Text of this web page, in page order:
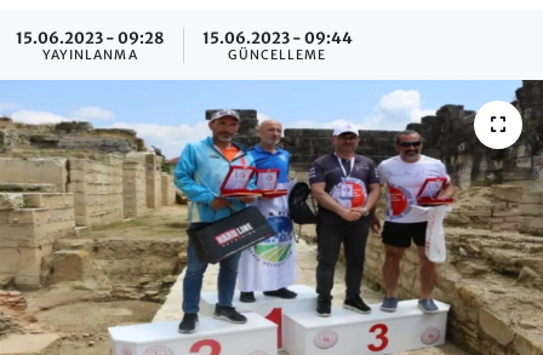
15.06.2023 - 09:28
YAYINLANMA
15.06.2023 - 09:44
GÜNCELLEME